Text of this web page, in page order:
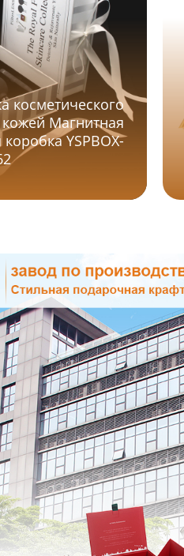
косметического
Магнитная
YSPBOX-